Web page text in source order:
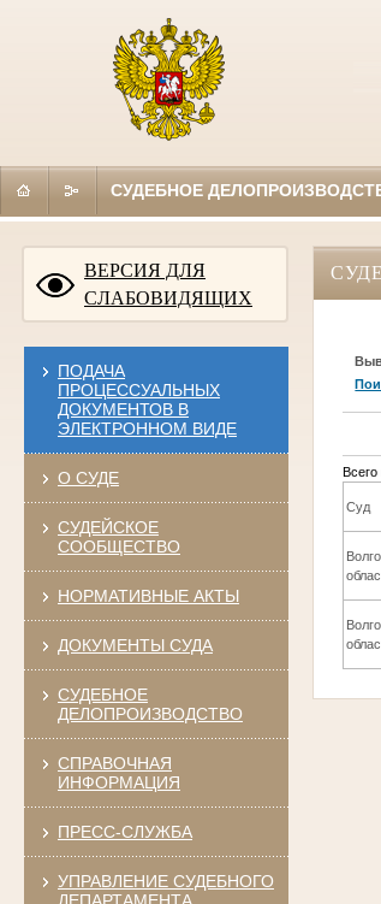
СУДЕБНОЕ
ВЕРСИЯ ДЛЯ
СЛАБОВИДЯЩИХ
ПОДАЧА
ПРОЦЕССУАЛЬНЫХ
ДОКУМЕНТОВ В
ЭЛЕКТРОННОМ ВИДЕ
О СУДЕ
СУДЕЙСКОЕ
СООБЩЕСТВО
НОРМАТИВНЫЕ АКТЫ
ДОКУМЕНТЫ СУДА
СУДЕБНОЕ
ДЕЛОПРОИЗВОДСТВО
СПРАВОЧНАЯ
ИНФОРМАЦИЯ
ПРЕСС-СЛУЖБА
УПРАВЛЕНИЕ СУДЕБНОГО
ДЕПАРТАМЕНТА
Суд